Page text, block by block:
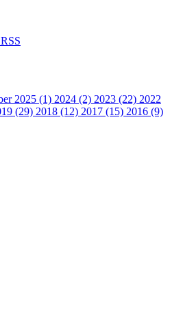
RSS
2025 (1) 2024 (2) 2023 (22) 2022
(29) 2018 (12) 2017 (15) 2016 (9)